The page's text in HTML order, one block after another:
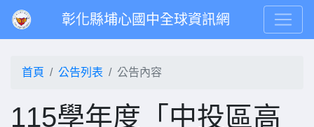
彰化縣埔心國中全球資訊網
首頁 公告列表 公告內容
115學年度「中投區高